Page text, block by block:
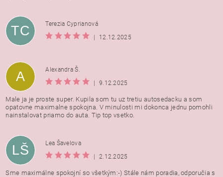
TC
Terezia Cyprianová
|
12.12.2025
A
Alexandra Š.
|
9.12.2025
Male ja je proste super. Kupila som tu uz tretiu autosedacku a som
opatovne maximalne spokojna. V minulosti mi dokonca jednu pomohli
nainstalovat priamo do auta. Tip top vsetko.
LŠ
Lea Šavelova
|
2.12.2025
Sme maximálne spokojní so všetkým:-) Stále nám poradia, odporučia s